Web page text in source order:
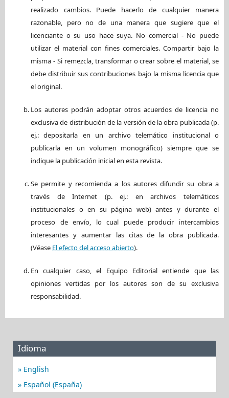
realizado cambios. Puede hacerlo de cualquier manera
razonable, pero no de una manera que sugiere que el
licenciante o su uso hace suya. No comercial - No puede
utilizar el material con fines comerciales. Compartir bajo la
misma - Si remezcla, transformar o crear sobre el material, se
debe distribuir sus contribuciones bajo la misma licencia que
el original.
Los autores podrán adoptar otros acuerdos de licencia no
exclusiva de distribución de la versión de la obra publicada (p.
ej.: depositarla en un archivo telemático institucional o
publicarla en un volumen monográfico) siempre que se
indique la publicación inicial en esta revista.
Se permite y recomienda a los autores difundir su obra a
través de Internet (p. ej.: en archivos telemáticos
institucionales o en su página web) antes y durante el
proceso de envío, lo cual puede producir intercambios
interesantes y aumentar las citas de la obra publicada.
(Véase El efecto del acceso abierto).
En cualquier caso, el Equipo Editorial entiende que las
opiniones vertidas por los autores son de su exclusiva
responsabilidad.
Idioma
English
Español (España)